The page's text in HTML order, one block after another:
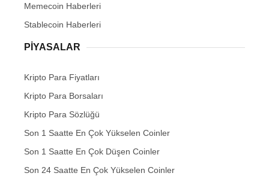
Memecoin Haberleri
Stablecoin Haberleri
PIYASALAR
Kripto Para Fiyatları
Kripto Para Borsaları
Kripto Para Sözlüğü
Son 1 Saatte En Çok Yükselen Coinler
Son 1 Saatte En Çok Düşen Coinler
Son 24 Saatte En Çok Yükselen Coinler